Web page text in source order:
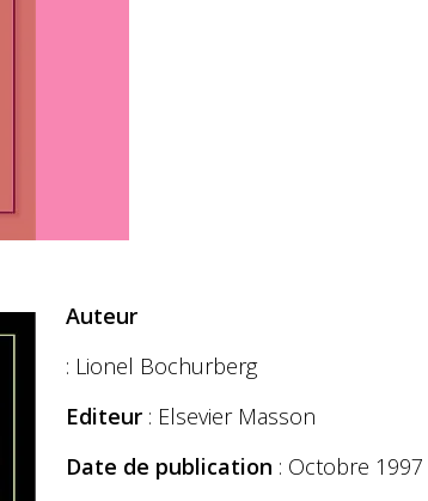
Auteur
: Lionel Bochurberg
Editeur : Elsevier Masson
Date de publication : Octobre 1997